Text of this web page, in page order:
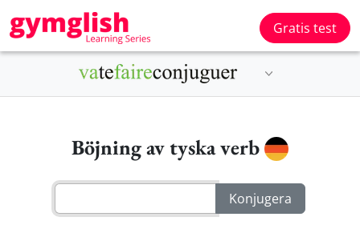
Gratis test
Böjning av tyska verb